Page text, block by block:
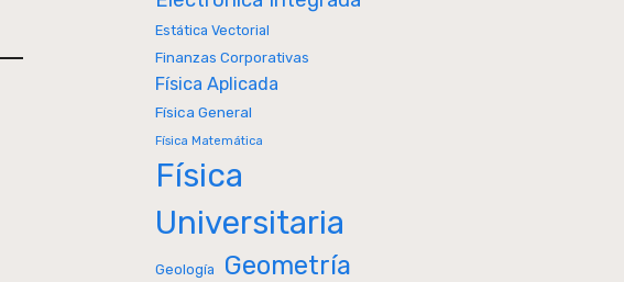
Estática Vectorial
Finanzas Corporativas
Física Aplicada
Física General
Física Matemática
Física
Universitaria
Geología Geometría